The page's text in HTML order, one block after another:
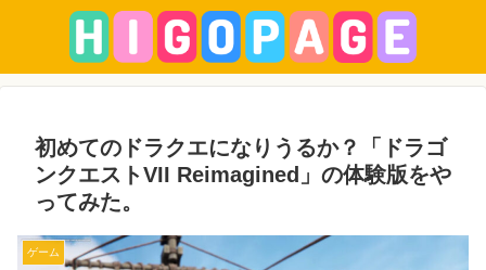
初めてのドラクエになりうるか？「ドラゴ
ンクエストVII Reimagined」の体験版をや
ってみた。
ゲーム